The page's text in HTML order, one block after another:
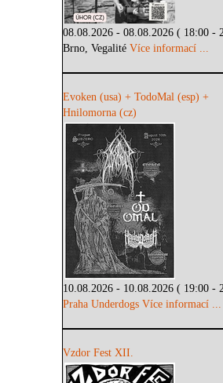
08.08.2026 - 08.08.2026 ( 18:00 -
Brno, VegalitéVíce informací ...
Evoken (usa) + TodoMal (esp) +
Hnilomorna (cz)
10.08.2026 - 10.08.2026 ( 19:00 -
Praha Underdogs Více informací ...
Vzdor Fest XII.